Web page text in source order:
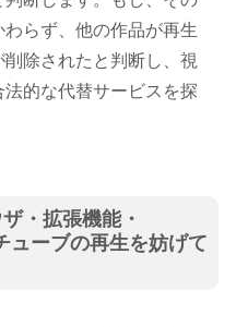
らず、他の作品が再生
除されたと判断し、視
的な代替サービスを探
・拡張機能・
ーブの再生を妨げて